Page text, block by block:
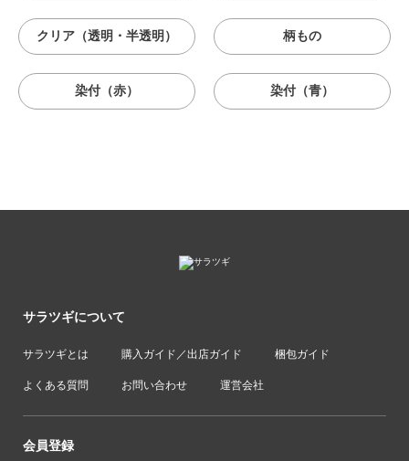
クリア（透明・半透明） 柄もの
染付（赤） 染付（青）
サラツギについて
サラツギとは 購入ガイド／出店ガイド 梱包ガイド
よくある質問 お問い合わせ 運営会社
会員登録